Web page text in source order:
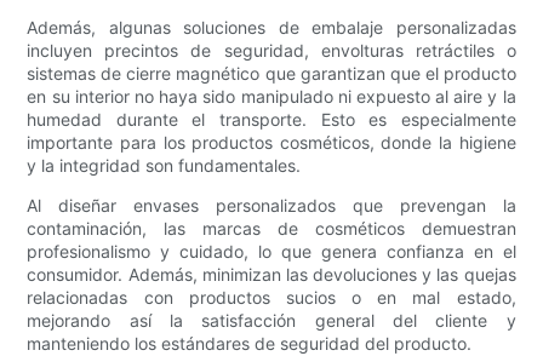
Además, algunas soluciones de embalaje personalizadas
incluyen precintos de seguridad, envolturas retráctiles o
sistemas de cierre magnético que garantizan que el producto
en su interior no haya sido manipulado ni expuesto al aire y la
humedad durante el transporte. Esto es especialmente
importante para los productos cosméticos, donde la higiene
y la integridad son fundamentales.
Al diseñar envases personalizados que prevengan la
contaminación, las marcas de cosméticos demuestran
profesionalismo y cuidado, lo que genera confianza en el
consumidor. Además, minimizan las devoluciones y las quejas
relacionadas con productos sucios o en mal estado,
mejorando así la satisfacción general del cliente y
manteniendo los estándares de seguridad del producto.